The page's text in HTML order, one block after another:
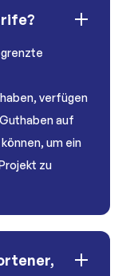
verfügen
auf
um ein
zu